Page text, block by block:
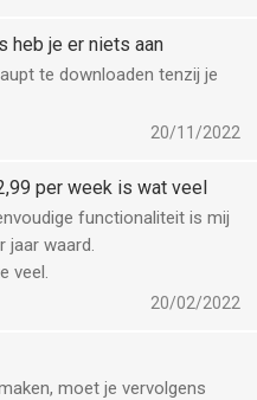
heb je er niets aan
te downloaden tenzij je
20/11/2022
per week is wat veel
functionaliteit is mij
jaar waard.
veel.
20/02/2022
moet je vervolgens